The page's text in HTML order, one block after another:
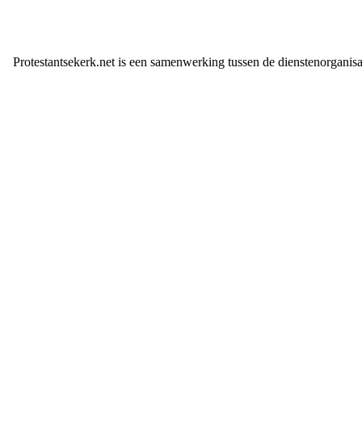
Protestantsekerk.net is een samenwerking tussen de